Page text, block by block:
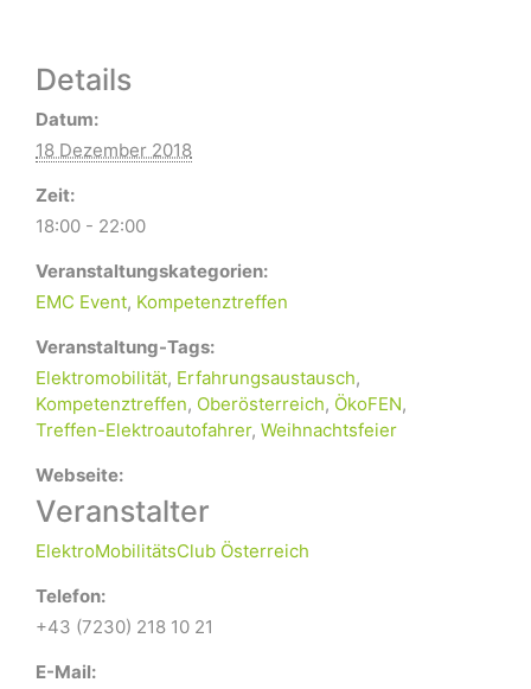
Details
Datum:
18 Dezember 2018
Zeit:
18:00 - 22:00
Veranstaltungskategorien:
EMC Event, Kompetenztreffen
Veranstaltung-Tags:
Elektromobilität, Erfahrungsaustausch,
Kompetenztreffen, Oberösterreich, ÖkoFEN,
Treffen-Elektroautofahrer, Weihnachtsfeier
Webseite:
Veranstalter
ElektroMobilitätsClub Österreich
Telefon:
+43 (7230) 218 10 21
E-Mail: